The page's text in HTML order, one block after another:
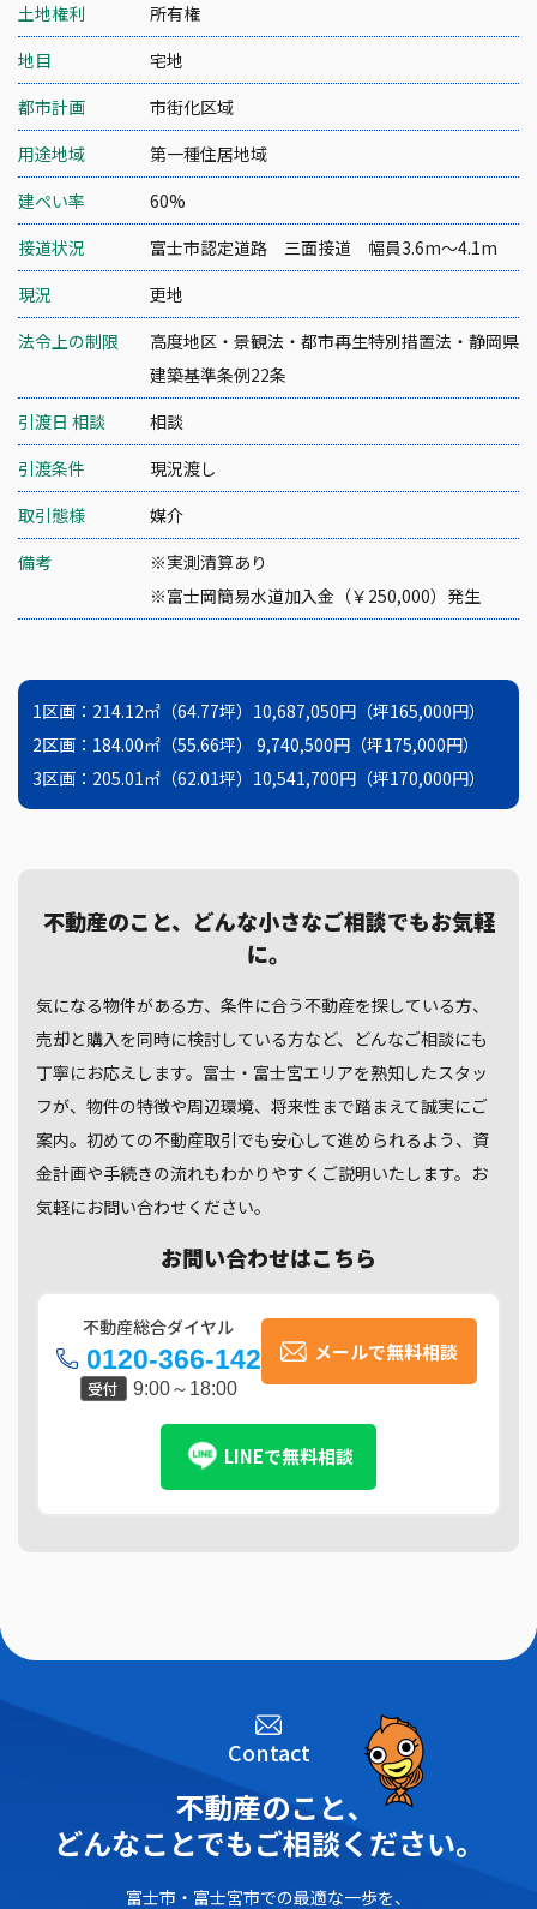
土地権利
所有権
地目
宅地
都市計画
市街化区域
用途地域
第一種住居地域
建ぺい率
60%
接道状況
富士市認定道路 三面接道 幅員3.6m～4.1m
現況
更地
法令上の制限
高度地区・景観法・都市再生特別措置法・静岡県
建築基準条例22条
引渡日 相談
相談
引渡条件
現況渡し
取引態様
媒介
備考
※実測清算あり
※富士岡簡易水道加入金（￥250,000）発生
1区画：214.12㎡（64.77坪）10,687,050円（坪165,000円）
2区画：184.00㎡（55.66坪） 9,740,500円（坪175,000円）
3区画：205.01㎡（62.01坪）10,541,700円（坪170,000円）
不動産のこと、どんな小さなご相談でもお気軽
に。
気になる物件がある方、条件に合う不動産を探している方、
売却と購入を同時に検討している方など、どんなご相談にも
丁寧にお応えします。富士・富士宮エリアを熟知したスタッ
フが、物件の特徴や周辺環境、将来性まで踏まえて誠実にご
案内。初めての不動産取引でも安心して進められるよう、資
金計画や手続きの流れもわかりやすくご説明いたします。お
気軽にお問い合わせください。
お問い合わせはこちら
不動産総合ダイヤル
0120-366-142
受付 9:00～18:00
メールで無料相談
LINEで無料相談
Contact
不動産のこと､
どんなことでもご相談ください。
富士市・富士宮市での最適な一歩を、